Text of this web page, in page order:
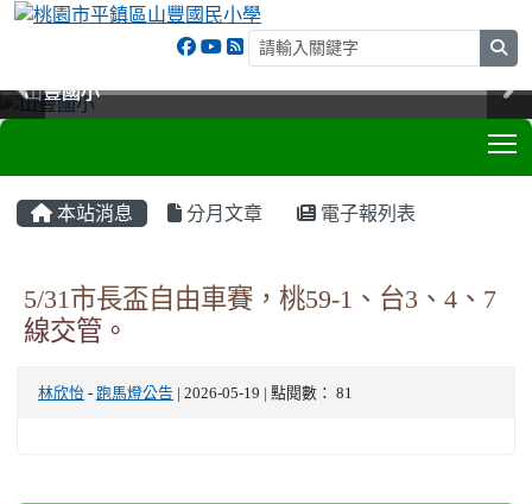
山豐國小
山豐國小
山豐國小
山豐國小
本站消息 分月文章 電子報列表
5/31市長盃自由車賽，桃59-1、台3、4、7
線交管。
林欣怡 - 跑馬燈公告 | 2026-05-19 | 點閱數： 81